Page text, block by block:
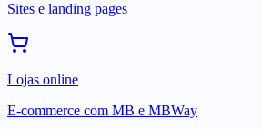
Sites e landing pages
Lojas online
E-commerce com MB e MBWay